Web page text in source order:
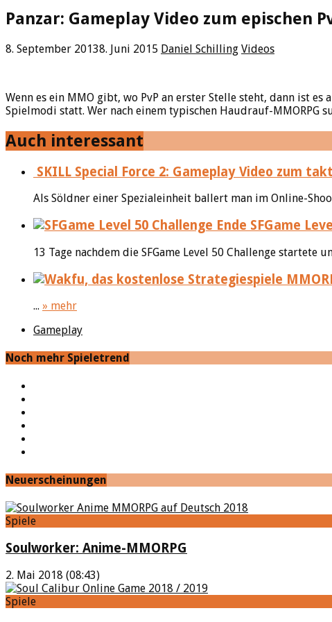
Panzar: Gameplay Video zum epischen
8. September 20138. Juni 2015 Daniel Schilling Videos
Wenn es ein MMO gibt, wo PvP an erster Stelle steht, dann ist
Spielmodi statt. Wer nach einem typischen Haudrauf-MMORPG
Auch interessant
SKILL Special Force 2: Gameplay Video zum
Als Söldner einer Spezialeinheit ballert man im Online-
SFGame
13 Tage nachdem die SFGame Level 50 Challenge startete
... » mehr
Gameplay
Noch mehr Spieletrend
Neuerscheinungen
Spiele
Soulworker: Anime-MMORPG
2. Mai 2018 (08:43)
Spiele